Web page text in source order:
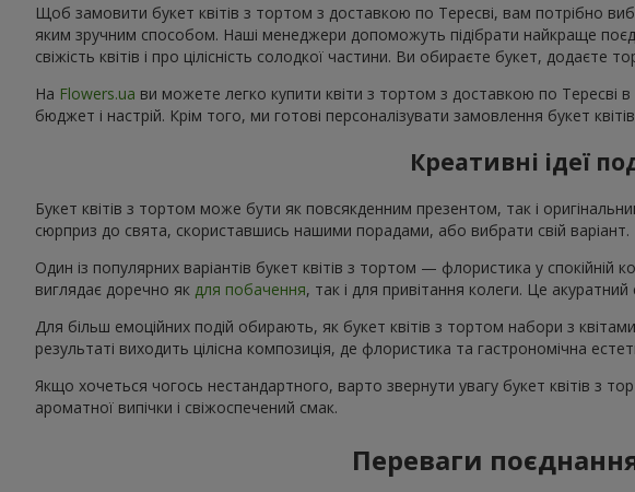
Щоб замовити букет квітів з тортом з доставкою по Тересві, вам потрібно
яким зручним способом. Наші менеджери допоможуть підібрати найкраще
свіжість квітів і про цілісність солодкої частини. Ви обираєте букет, додаєте
На Flowers.ua ви можете легко купити квіти з тортом з доставкою по Тересві в
бюджет і настрій. Крім того, ми готові персоналізувати замовлення букет
Креативні ідеї
Букет квітів з тортом може бути як повсякденним презентом, так і
сюрприз до свята, скориставшись нашими порадами, або вибрати свій варіант.
Один із популярних варіантів букет квітів з тортом — флористика у спокійній
виглядає доречно як для побачення, так і для привітання колеги. Це
Для більш емоційних подій обирають, як букет квітів з тортом набори з
результаті виходить цілісна композиція, де флористика та гастрономічна
Якщо хочеться чогось нестандартного, варто звернути увагу букет квітів з
ароматної випічки і свіжоспечений смак.
Переваги